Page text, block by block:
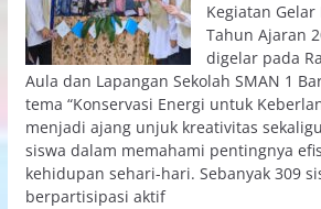
Kegiatan
Tahun Ajaran
digelar pada
Aula dan Lapangan Sekolah SMAN 1
tema “Konservasi Energi untuk
menjadi ajang unjuk kreativitas
siswa dalam memahami pentingnya
kehidupan sehari-hari. Sebanyak 309
berpartisipasi aktif